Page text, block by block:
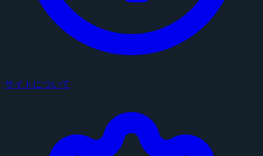
サイトについて